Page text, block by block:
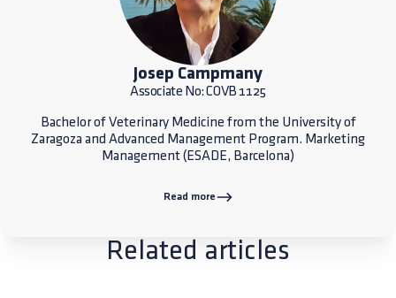
Josep Campmany
Associate No: COVB 1125
Bachelor of Veterinary Medicine from the University of
Zaragoza and Advanced Management Program. Marketing
Management (ESADE, Barcelona)
Read more
Related articles